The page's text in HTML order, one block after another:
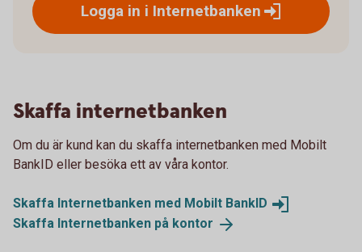
Logga in i Internetbanken
Skaffa internetbanken
Om du är kund kan du skaffa internetbanken med Mobilt
BankID eller besöka ett av våra kontor.
Skaffa Internetbanken med Mobilt BankID
Skaffa Internetbanken på kontor